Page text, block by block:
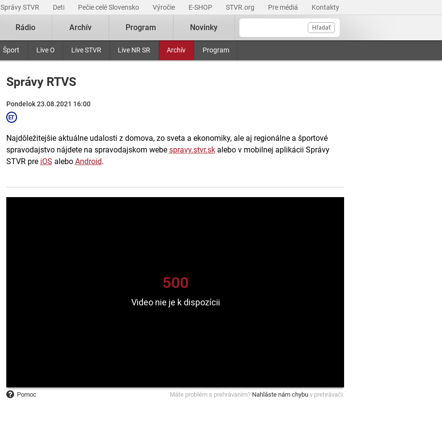
Správy STVR Deti Pečie celé Slovensko Výročie E-SHOP STVR.org Pre médiá Kontakty
Hľadať
Šport Live O Live STVR Live NR SR Archív Program
Rádio Archív Program Novinky
Správy RTVS
Pondelok 23.08.2021 16:00
Najdôležitejšie aktuálne udalosti z domova, zo sveta a ekonomiky, ale aj regionálne a športové
spravodajstvo nájdete na spravodajskom webe spravy.stvr.skalebo v mobilnej aplikácii Správy
STVR pre iOS alebo Android.
Pomoc Máte problém s prehrávaním? Nahláste nám chybu v prehrávači.